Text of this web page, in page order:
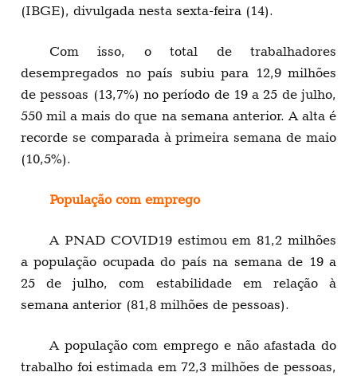
(IBGE), divulgada nesta sexta-feira (14).
Com isso, o total de trabalhadores
desempregados no país subiu para 12,9 milhões
de pessoas (13,7%) no período de 19 a 25 de julho,
550 mil a mais do que na semana anterior. A alta é
recorde se comparada à primeira semana de maio
(10,5%).
População com emprego
A PNAD COVID19 estimou em 81,2 milhões
a população ocupada do país na semana de 19 a
25 de julho, com estabilidade em relação à
semana anterior (81,8 milhões de pessoas).
A população com emprego e não afastada do
trabalho foi estimada em 72,3 milhões de pessoas,